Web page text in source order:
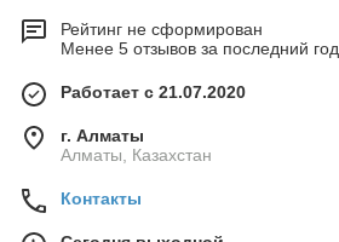
Рейтинг не сформирован
Менее 5 отзывов за последний год
Работает с 21.07.2020
г. Алматы
Алматы, Казахстан
Контакты